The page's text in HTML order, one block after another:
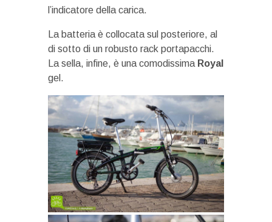
l’indicatore della carica.
La batteria è collocata sul posteriore, al
di sotto di un robusto rack portapacchi.
La sella, infine, è una comodissima Royal
gel.